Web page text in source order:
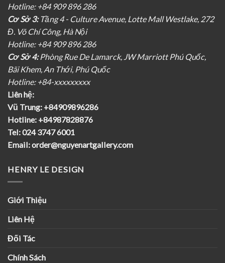
Hotline: +84 909 896 286
Cơ Sở 3:Tầng 4 - Culture Avenue, Lotte Mall Westlake, 272
Đ. Võ Chí Công, Hà Nội
Hotline: +84 909 896 286
Cơ Sở 4:Phòng Rue De Lamarck, JW Marriott Phú Quốc,
Bãi Khem, An Thới, Phú Quốc
Hotline: +84-xxxxxxxxx
Liên hệ:
Vũ Trung: +84909896286
Hotline: +84987828876
Tel:024 3747 6001
Email:order@nguyenartgallery.com
HENRY LE DESIGN
Giới Thiệu
Liên Hệ
Đối Tác
Chính Sách